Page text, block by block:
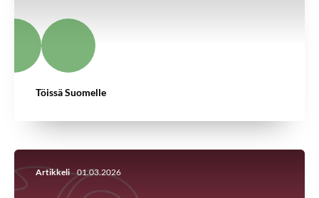
Töissä Suomelle
Artikkeli 01.03.2026